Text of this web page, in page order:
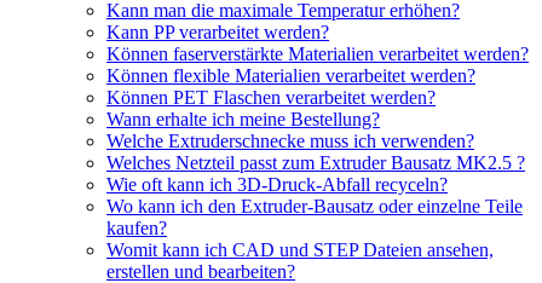
Kann man die maximale Temperatur erhöhen?
Kann PP verarbeitet werden?
Können faserverstärkte Materialien verarbeitet werden?
Können flexible Materialien verarbeitet werden?
Können PET Flaschen verarbeitet werden?
Wann erhalte ich meine Bestellung?
Welche Extruderschnecke muss ich verwenden?
Welches Netzteil passt zum Extruder Bausatz MK2.5 ?
Wie oft kann ich 3D-Druck-Abfall recyceln?
Wo kann ich den Extruder-Bausatz oder einzelne Teile
kaufen?
Womit kann ich CAD und STEP Dateien ansehen,
erstellen und bearbeiten?